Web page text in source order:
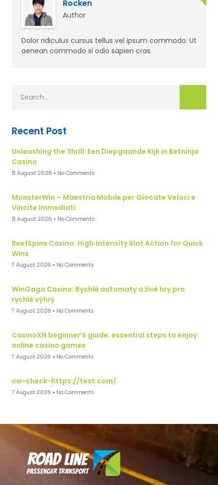
Rocken
Author
Dolor ridiculus cursus tellus vel ipsum commodo. Ut
aenean commodo si odio sapien cras.
Recent Post
Unleashing the Thrill: Een Diepgaande Kijk in Betninja
Casino
8 August 2026 No Comments
MonsterWin – Maestria Mobile per Giocate Veloci e
Vincite Immediati
8 August 2026 No Comments
ReefSpins Casino: High‑Intensity Slot Action for Quick
Wins
7 August 2026 No Comments
WinGaga Casino: Rychlé automaty a živé hry pro
rychlé výhry
7 August 2026 No Comments
CasinoXN beginner’s guide: essential steps to enjoy
online casino games
7 August 2026 No Comments
cw-check-https://test.com/
7 August 2026 No Comments